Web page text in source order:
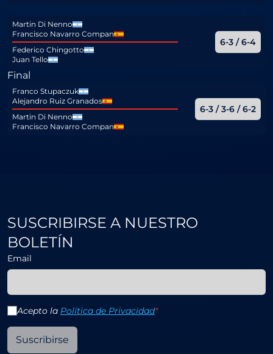
Martin Di Nenno
Francisco Navarro Compan
Federico Chingotto
Juan Tello
6-3 / 6-4
Final
Franco Stupaczuk
Alejandro Ruiz Granados
Martin Di Nenno
Francisco Navarro Compan
6-3 / 3-6 / 6-2
SUSCRIBIRSE A NUESTRO
BOLETÍN
Email
Acepto la Política de Privacidad*
Suscribirse